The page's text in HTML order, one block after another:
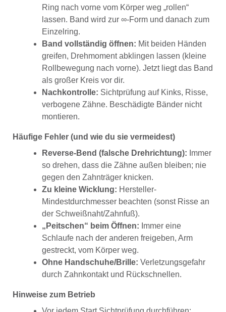
Ring nach vorne vom Körper weg „rollen“
lassen. Band wird zur ∞-Form und danach zum
Einzelring.
Band vollständig öffnen: Mit beiden Händen
greifen, Drehmoment abklingen lassen (kleine
Rollbewegung nach vorne). Jetzt liegt das Band
als großer Kreis vor dir.
Nachkontrolle: Sichtprüfung auf Kinks, Risse,
verbogene Zähne. Beschädigte Bänder nicht
montieren.
Häufige Fehler (und wie du sie vermeidest)
Reverse-Bend (falsche Drehrichtung): Immer
so drehen, dass die Zähne außen bleiben; nie
gegen den Zahnträger knicken.
Zu kleine Wicklung: Hersteller-
Mindestdurchmesser beachten (sonst Risse an
der Schweißnaht/Zahnfuß).
„Peitschen“ beim Öffnen: Immer eine
Schlaufe nach der anderen freigeben, Arm
gestreckt, vom Körper weg.
Ohne Handschuhe/Brille: Verletzungsgefahr
durch Zahnkontakt und Rückschnellen.
Hinweise zum Betrieb